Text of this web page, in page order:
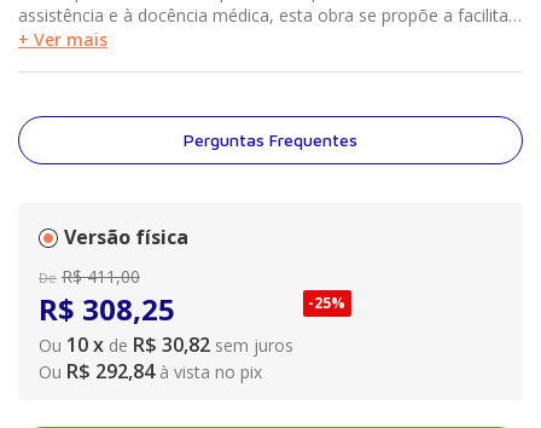
assistência e à docência médica, esta obra se propõe a facilitar
o processo de tomada de decisão no atendimento obstétrico e
+ Ver mais
Perguntas Frequentes
Versão física
De R$ 411,00
R$ 308,25
Ou 10x de R$ 30,82 sem juros
-25%
Ou R$ 292,84à vista no pix